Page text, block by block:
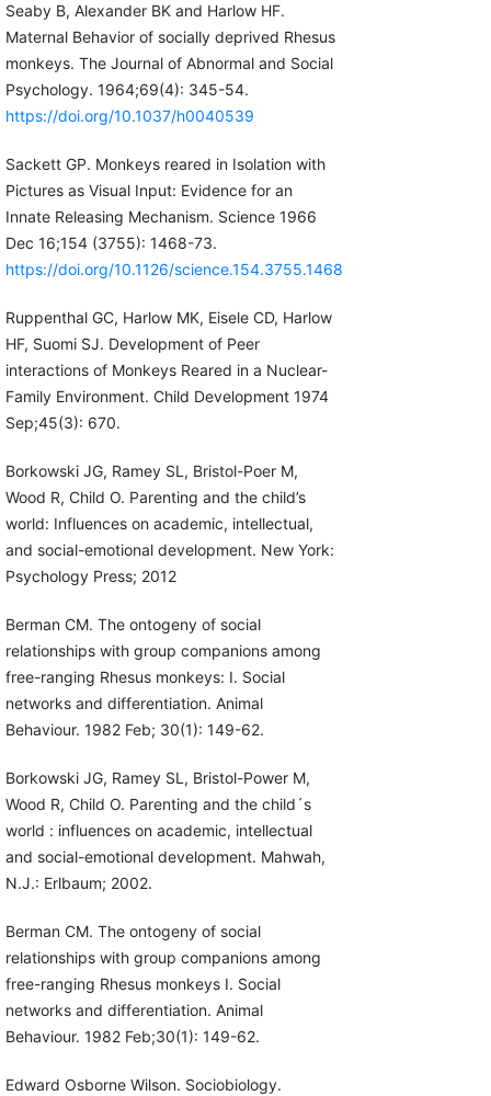
Seaby B, Alexander BK and Harlow HF.
Maternal Behavior of socially deprived Rhesus
monkeys. The Journal of Abnormal and Social
Psychology. 1964;69(4): 345-54.
https://doi.org/10.1037/h0040539
Sackett GP. Monkeys reared in Isolation with
Pictures as Visual Input: Evidence for an
Innate Releasing Mechanism. Science 1966
Dec 16;154 (3755): 1468-73.
https://doi.org/10.1126/science.154.3755.1468
Ruppenthal GC, Harlow MK, Eisele CD, Harlow
HF, Suomi SJ. Development of Peer
interactions of Monkeys Reared in a Nuclear-
Family Environment. Child Development 1974
Sep;45(3): 670.
Borkowski JG, Ramey SL, Bristol-Poer M,
Wood R, Child O. Parenting and the child’s
world: Influences on academic, intellectual,
and social-emotional development. New York:
Psychology Press; 2012
Berman CM. The ontogeny of social
relationships with group companions among
free-ranging Rhesus monkeys: I. Social
networks and differentiation. Animal
Behaviour. 1982 Feb; 30(1): 149-62.
Borkowski JG, Ramey SL, Bristol-Power M,
Wood R, Child O. Parenting and the child´s
world : influences on academic, intellectual
and social-emotional development. Mahwah,
N.J.: Erlbaum; 2002.
Berman CM. The ontogeny of social
relationships with group companions among
free-ranging Rhesus monkeys I. Social
networks and differentiation. Animal
Behaviour. 1982 Feb;30(1): 149-62.
Edward Osborne Wilson. Sociobiology.